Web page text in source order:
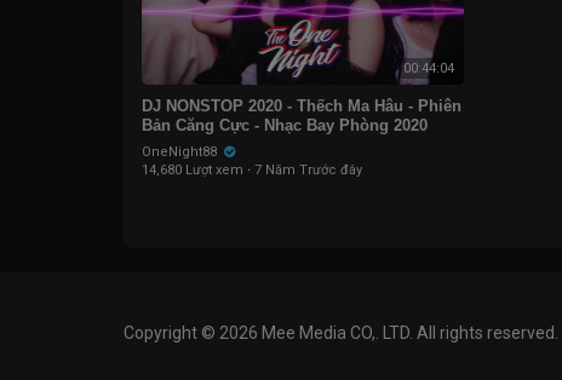
00:44:04
DJ NONSTOP 2020 - Thếch Ma Hâu - Phiên
Bản Căng Cực - Nhạc Bay Phòng 2020
OneNight88
14,680 Lượt xem · 7 Năm Trước đây
Copyright © 2026 Mee Media CO,. LTD. All rights reserved.